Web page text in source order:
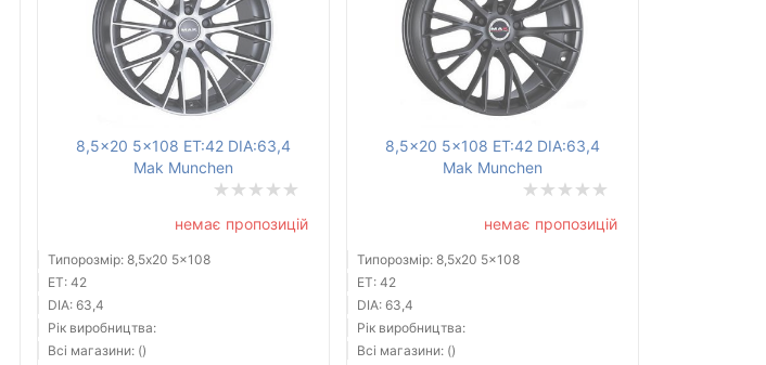
8,5x20 5x108 ET:42 DIA:63,4
Mak Munchen
немає пропозицій
Типорозмір: 8,5x20 5x108
ET: 42
DIA: 63,4
Рік виробництва:
Всі магазини: ()
8,5x20 5x108 ET:42 DIA:63,4
Mak Munchen
немає пропозицій
Типорозмір: 8,5x20 5x108
ET: 42
DIA: 63,4
Рік виробництва:
Всі магазини: ()